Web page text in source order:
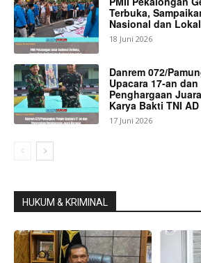
Terbuka,
Nasional dan Lokal
18 Juni 2026
Danrem 072/
Upacara 17-an
Penghargaan
Karya Bakti TNI AD
17 Juni 2026
HUKUM & KRIMINAL